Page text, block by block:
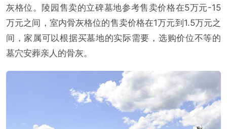
灰格位。陵园售卖的立碑墓地参考售卖价格在5万元-15
万元之间，室内骨灰格位的售卖价格在1万元到1.5万元之
间，家属可以根据买墓地的实际需要，选购价位不等的
墓穴安葬亲人的骨灰。